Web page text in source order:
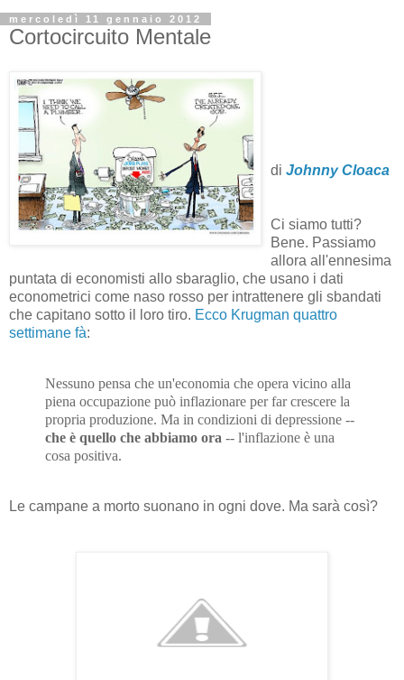
mercoledì 11 gennaio 2012
Cortocircuito Mentale
di Johnny Cloaca
Ci siamo tutti?
Bene. Passiamo
allora all'ennesima
puntata di economisti allo sbaraglio, che usano i dati
econometrici come naso rosso per intrattenere gli sbandati
che capitano sotto il loro tiro. Ecco Krugman quattro
settimane fà:
Nessuno pensa che un'economia che opera vicino alla
piena occupazione può inflazionare per far crescere la
propria produzione. Ma in condizioni di depressione --
che è quello che abbiamo ora -- l'inflazione è una
cosa positiva.
Le campane a morto suonano in ogni dove. Ma sarà così?